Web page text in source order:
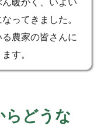
暖かく、いよい
ってきました。
農家の皆さんに
す。
らどうな